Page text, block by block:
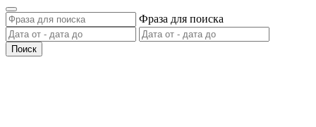
Фраза для поиска
Поиск